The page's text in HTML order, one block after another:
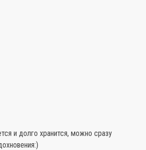
и долго хранится, можно сразу